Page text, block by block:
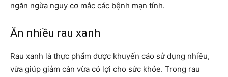
ngăn ngừa nguy cơ mắc các bệnh mạn tính.
Ăn nhiều rau xanh
Rau xanh là thực phẩm được khuyến cáo sử dụng nhiều,
vừa giúp giảm cân vừa có lợi cho sức khỏe. Trong rau